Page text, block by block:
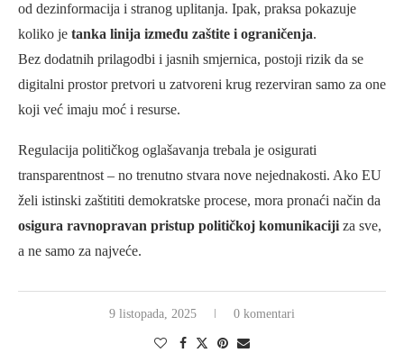
od dezinformacija i stranog uplitanja. Ipak, praksa pokazuje
koliko je tanka linija između zaštite i ograničenja.
Bez dodatnih prilagodbi i jasnih smjernica, postoji rizik da se
digitalni prostor pretvori u zatvoreni krug rezerviran samo za one
koji već imaju moć i resurse.
Regulacija političkog oglašavanja trebala je osigurati
transparentnost – no trenutno stvara nove nejednakosti. Ako EU
želi istinski zaštititi demokratske procese, mora pronaći način da
osigura ravnopravan pristup političkoj komunikaciji za sve,
a ne samo za najveće.
9 listopada, 2025 0 komentari